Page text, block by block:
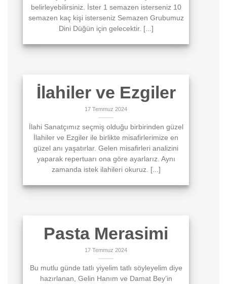
belirleyebilirsiniz. İster 1 semazen isterseniz 10
semazen kaç kişi isterseniz Semazen Grubumuz
Dini Düğün için gelecektir. [...]
İlahiler ve Ezgiler
17 Temmuz 2024
İlahi Sanatçımız seçmiş olduğu birbirinden güzel
İlahiler ve Ezgiler ile birlikte misafirlerimize en
güzel anı yaşatırlar. Gelen misafirleri analizini
yaparak repertuarı ona göre ayarlarız. Aynı
zamanda istek ilahileri okuruz. [...]
Pasta Merasimi
17 Temmuz 2024
Bu mutlu günde tatlı yiyelim tatlı söyleyelim diye
hazırlanan, Gelin Hanım ve Damat Bey’in